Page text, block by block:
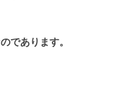
であります。